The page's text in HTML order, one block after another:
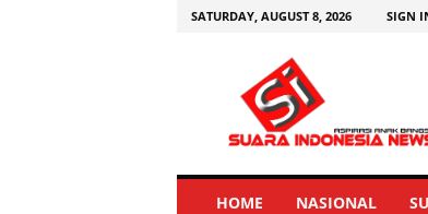
SATURDAY, AUGUST 8, 2026 SIGN
HOME NASIONAL